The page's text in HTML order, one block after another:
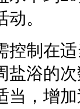
。
控制在
盐浴的
当，增